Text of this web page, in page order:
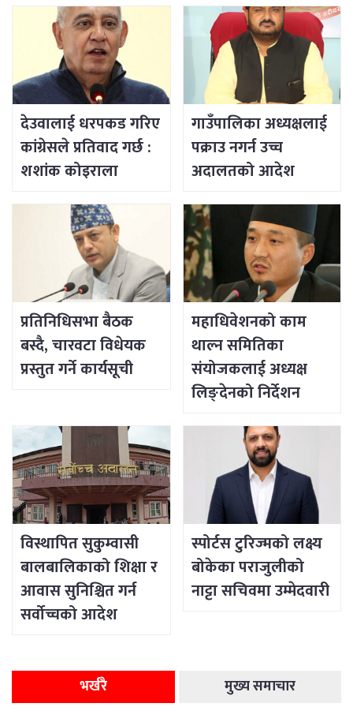
देउवालाई धरपकड गरिए
कांग्रेसले प्रतिवाद गर्छ :
शशांक कोइराला
गाउँपालिका अध्यक्षलाई
पक्राउ नगर्न उच्च
अदालतको आदेश
प्रतिनिधिसभा बैठक
बस्दै, चारवटा विधेयक
प्रस्तुत गर्ने कार्यसूची
महाधिवेशनको काम
थाल्न समितिका
संयोजकलाई अध्यक्ष
लिङ्देनको निर्देशन
विस्थापित सुकुम्वासी
बालबालिकाको शिक्षा र
आवास सुनिश्चित गर्न
सर्वोच्चको आदेश
स्पोर्टस टुरिज्मको लक्ष्य
बोकेका पराजुलीको
नाट्टा सचिवमा उम्मेदवारी
भर्खरै मुख्य समाचार